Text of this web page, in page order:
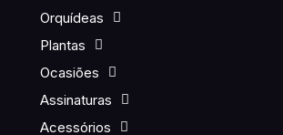
Orquídeas
Plantas
Ocasiões
Assinaturas
Acessórios